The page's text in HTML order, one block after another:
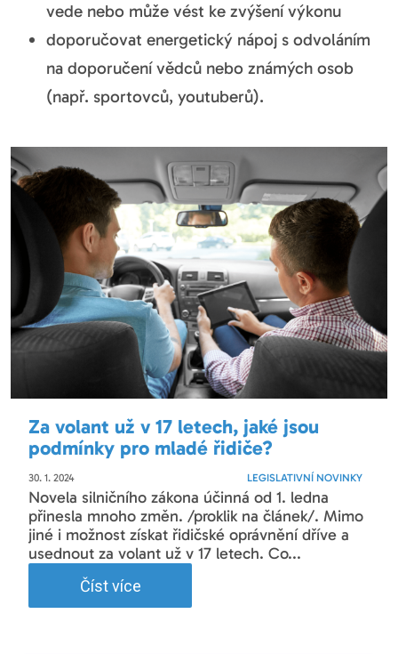
vede nebo může vést ke zvýšení výkonu
doporučovat energetický nápoj s odvoláním
na doporučení vědců nebo známých osob
(např. sportovců, youtuberů).
Za volant už v 17 letech, jaké jsou
podmínky pro mladé řidiče?
30. 1. 2024 LEGISLATIVNÍ NOVINKY
Novela silničního zákona účinná od 1. ledna
přinesla mnoho změn. /proklik na článek/. Mimo
jiné i možnost získat řidičské oprávnění dříve a
usednout za volant už v 17 letech. Co...
Číst více